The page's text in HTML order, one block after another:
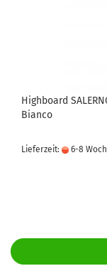
Highboard
Bianco
Lieferzeit: 6-8